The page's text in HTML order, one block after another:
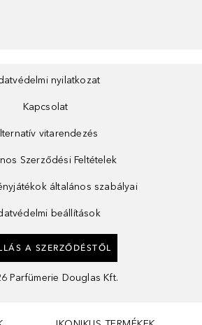
nyilatkozat
Kapcsolat
vitarendezés
Szerződési Feltételek
általános szabályai
beállítások
A SZERZŐDÉSTŐL
Parfümerie Douglas Kft.